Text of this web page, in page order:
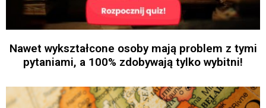
Nawet wykształcone osoby mają problem z tymi
pytaniami, a 100% zdobywają tylko wybitni!